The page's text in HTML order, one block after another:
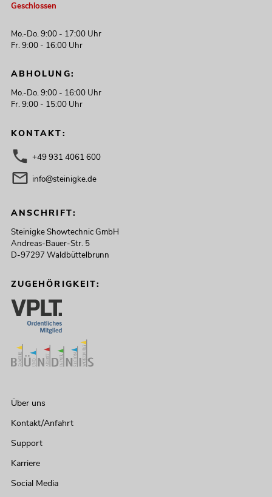
Geschlossen
Mo.-Do. 9:00 - 17:00 Uhr
Fr. 9:00 - 16:00 Uhr
ABHOLUNG:
Mo.-Do. 9:00 - 16:00 Uhr
Fr. 9:00 - 15:00 Uhr
KONTAKT:
+49 931 4061 600
info@steinigke.de
ANSCHRIFT:
Steinigke Showtechnic GmbH
Andreas-Bauer-Str. 5
D-97297 Waldbüttelbrunn
ZUGEHÖRIGKEIT:
Über uns
Kontakt/Anfahrt
Support
Karriere
Social Media